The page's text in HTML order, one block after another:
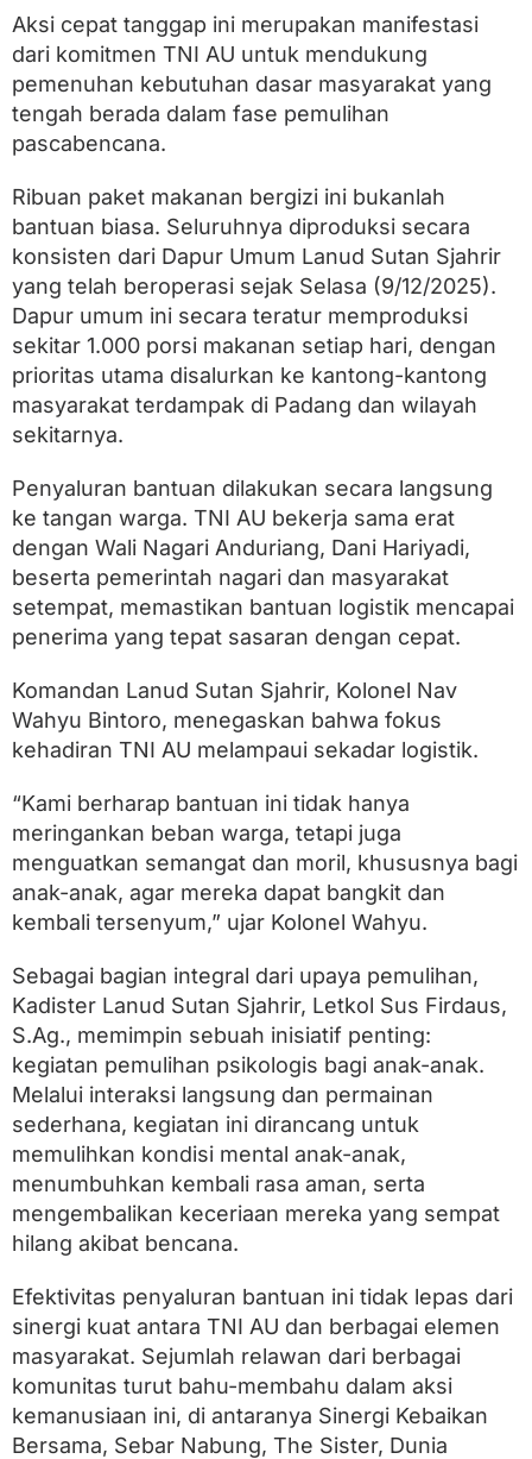
S
e
n
y
u
n
D
u
k
u
n
a
n
M
o
l
n
t
u
k
K
o
r
a
B
e
c
a
n
a
d
N
g
a
r
i
A
d
u
r
i
a
n
Aksi cepat tanggap ini merupakan manifestasi
dari komitmen TNI AU untuk mendukung
pemenuhan kebutuhan dasar masyarakat yang
tengah berada dalam fase pemulihan
pascabencana.
Ribuan paket makanan bergizi ini bukanlah
bantuan biasa. Seluruhnya diproduksi secara
konsisten dari Dapur Umum Lanud Sutan Sjahrir
yang telah beroperasi sejak Selasa (9/12/2025).
Dapur umum ini secara teratur memproduksi
sekitar 1.000 porsi makanan setiap hari, dengan
prioritas utama disalurkan ke kantong-kantong
masyarakat terdampak di Padang dan wilayah
sekitarnya.
Penyaluran bantuan dilakukan secara langsung
ke tangan warga. TNI AU bekerja sama erat
dengan Wali Nagari Anduriang, Dani Hariyadi,
beserta pemerintah nagari dan masyarakat
setempat, memastikan bantuan logistik mencapai
penerima yang tepat sasaran dengan cepat.
Komandan Lanud Sutan Sjahrir, Kolonel Nav
Wahyu Bintoro, menegaskan bahwa fokus
kehadiran TNI AU melampaui sekadar logistik.
“Kami berharap bantuan ini tidak hanya
meringankan beban warga, tetapi juga
menguatkan semangat dan moril, khususnya bagi
anak-anak, agar mereka dapat bangkit dan
kembali tersenyum,” ujar Kolonel Wahyu.
Sebagai bagian integral dari upaya pemulihan,
Kadister Lanud Sutan Sjahrir, Letkol Sus Firdaus,
S.Ag., memimpin sebuah inisiatif penting:
kegiatan pemulihan psikologis bagi anak-anak.
Melalui interaksi langsung dan permainan
sederhana, kegiatan ini dirancang untuk
memulihkan kondisi mental anak-anak,
menumbuhkan kembali rasa aman, serta
mengembalikan keceriaan mereka yang sempat
hilang akibat bencana.
Efektivitas penyaluran bantuan ini tidak lepas dari
sinergi kuat antara TNI AU dan berbagai elemen
masyarakat. Sejumlah relawan dari berbagai
komunitas turut bahu-membahu dalam aksi
kemanusiaan ini, di antaranya Sinergi Kebaikan
Bersama, Sebar Nabung, The Sister, Dunia